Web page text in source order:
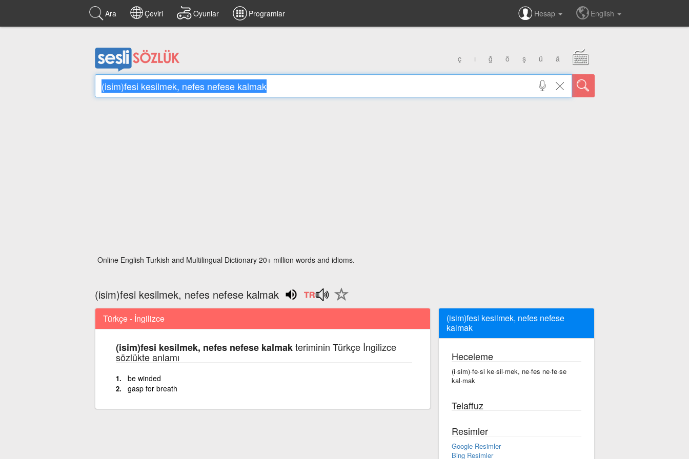
Ara Çeviri Oyunlar Programlar Hesap English
ç ı ğ ö ş ü â
Online English Turkish and Multilingual Dictionary 20+ million words and idioms.
(isim)fesi kesilmek, nefes nefese kalmak
Türkçe - İngilizce
(isim)fesi kesilmek, nefes nefese kalmakteriminin Türkçe İngilizce
sözlükte anlamı
be winded
gasp for breath
(isim)fesi kesilmek, nefes nefese
kalmak
Heceleme
(i·sim)·fe·si ke·sil·mek, ne·fes ne·fe·se
kal·mak
Telaffuz
Resimler
Google Resimler
Bing Resimler